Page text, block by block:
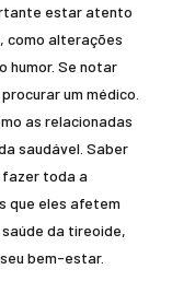
estar atento
, como alterações
humor. Se notar
um médico.
as relacionadas
saudável. Saber
toda a
que eles afetem
da tireoide,
bem-estar.